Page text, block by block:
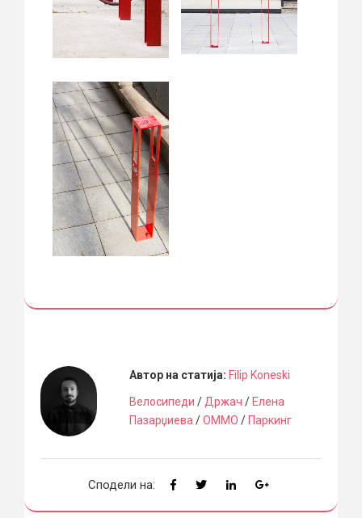
Автор на статија: Filip Koneski
Велосипеди /Држач / Елена
Пазарџиева/ОММО / Паркинг
Сподели на: